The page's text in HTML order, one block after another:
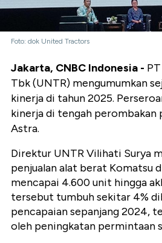
Foto: dok United Tractors
Jakarta, CNBC Indonesia -
Tbk (UNTR) mengumumkan
kinerja di tahun 2025.
kinerja di tengah
Astra.
Direktur UNTR Vilihati Surya
penjualan alat berat Komatsu
mencapai 4.600 unit hingga
tersebut tumbuh sekitar 4%
pencapaian sepanjang 2024,
oleh peningkatan permintaan